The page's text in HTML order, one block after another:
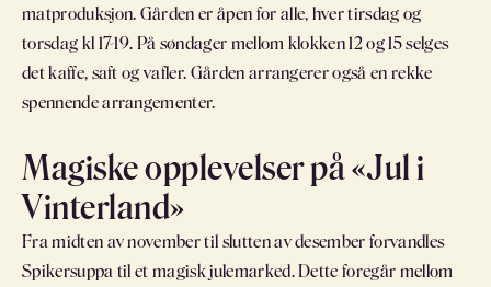
matproduksjon. Gården er åpen for alle, hver tirsdag og
torsdag kl 17-19. På søndager mellom klokken 12 og 15 selges
det kaffe, saft og vafler. Gården arrangerer også en rekke
spennende arrangementer.
Magiske opplevelser på «Jul i
Vinterland»
Fra midten av november til slutten av desember forvandles
Spikersuppa til et magisk julemarked. Dette foregår mellom